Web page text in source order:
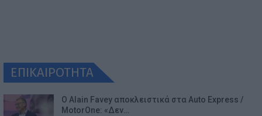
ΕΠΙΚΑΙΡΟΤΗΤΑ
Ο Alain Favey αποκλειστικά στα Auto Express /
MotorOne: «Δεν…